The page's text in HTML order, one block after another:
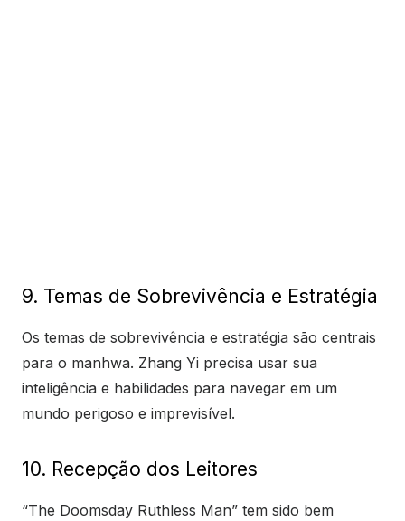
9. Temas de Sobrevivência e Estratégia
Os temas de sobrevivência e estratégia são centrais
para o manhwa. Zhang Yi precisa usar sua
inteligência e habilidades para navegar em um
mundo perigoso e imprevisível.
10. Recepção dos Leitores
“The Doomsday Ruthless Man” tem sido bem